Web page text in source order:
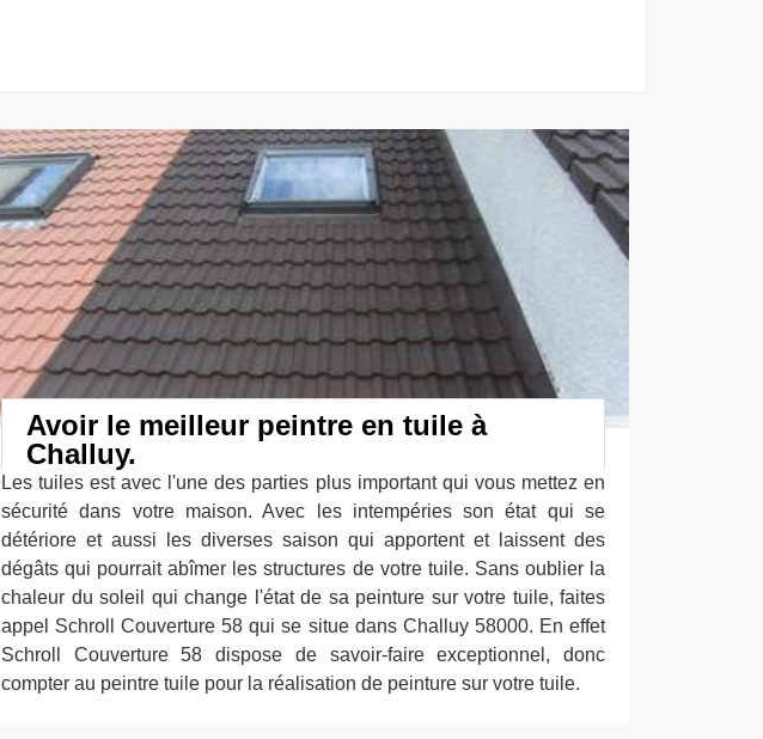
Avoir le meilleur peintre en tuile à
Challuy.
Les tuiles est avec l'une des parties plus important qui vous mettez en
sécurité dans votre maison. Avec les intempéries son état qui se
détériore et aussi les diverses saison qui apportent et laissent des
dégâts qui pourrait abîmer les structures de votre tuile. Sans oublier la
chaleur du soleil qui change l'état de sa peinture sur votre tuile, faites
appel Schroll Couverture 58 qui se situe dans Challuy 58000. En effet
Schroll Couverture 58 dispose de savoir-faire exceptionnel, donc
compter au peintre tuile pour la réalisation de peinture sur votre tuile.